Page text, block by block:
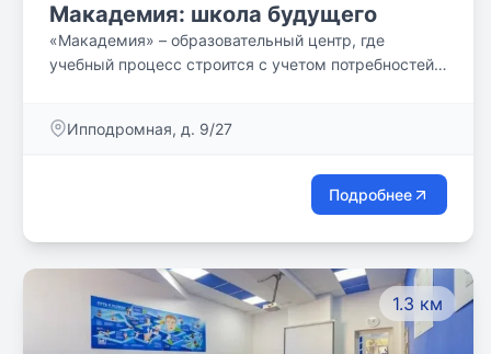
Макадемия: школа будущего
«Макадемия» – образовательный центр, где
учебный процесс строится с учетом потребностей,
Ипподромная, д. 9/27
Подробнее
1.3 км